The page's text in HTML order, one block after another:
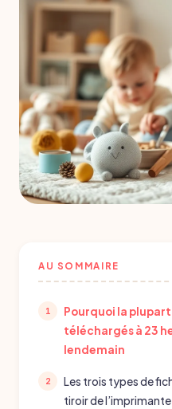
AU SOMMAIRE
Pourquoi la
téléchargés à 23
lendemain
Les trois types de
tiroir de l’imprimante